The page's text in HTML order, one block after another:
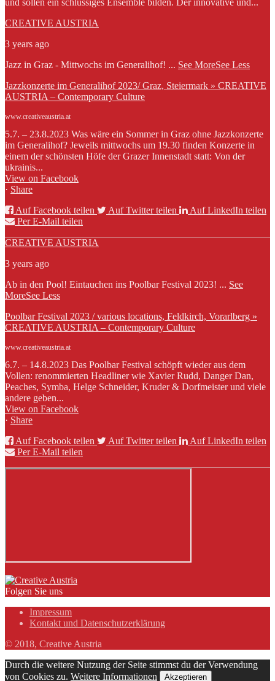
und sollen ein schlüssiges Ensemble bilden. Der innovative und...
CREATIVE AUSTRIA
3 years ago
Jazz in Graz - Mittwochs im Generalihof! ... See MoreSee Less
Jazzkonzerte im Generalihof 2023/ Graz, Steiermark » CREATIVE
AUSTRIA – Contemporary Culture
www.creativeaustria.at
5.7. – 23.8.2023 Was wäre ein Sommer in Graz ohne Jazzkonzerte
im Generalihof? Jeweils mittwochs um 19.30 finden Konzerte in
einem der schönsten Höfe der Grazer Innenstadt statt: Von der
ukrainis...
View on Facebook
· Share
Auf Facebook teilen
Auf Twitter teilen
Auf LinkedIn teilen
Per E-Mail teilen
CREATIVE AUSTRIA
3 years ago
Ab in den Pool! Eintauchen ins Poolbar Festival 2023! ... See
MoreSee Less
Poolbar Festival 2023 / various locations, Feldkirch, Vorarlberg »
CREATIVE AUSTRIA – Contemporary Culture
www.creativeaustria.at
6.7. – 14.8.2023 Das Poolbar Festival schöpft wieder aus dem
Vollen: renommierten Headliner wie Xavier Rudd, Danger Dan,
Peaches, Symba, Helge Schneider, Kruder & Dorfmeister und viele
andere geben...
View on Facebook
· Share
Auf Facebook teilen
Auf Twitter teilen
Auf LinkedIn teilen
Per E-Mail teilen
Folgen Sie uns
Impressum
Kontakt und Datenschutzerklärung
© 2018, Creative Austria
Durch die weitere Nutzung der Seite stimmst du der Verwendung
von Cookies zu. Weitere Informationen Akzeptieren